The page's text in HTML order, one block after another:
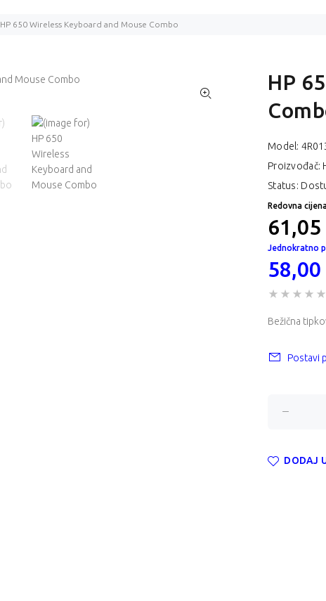
HP 650 Wireless Keyboard and Mouse Combo
HP
Model:
Proizvođač:
Status:
Redovna
61,05
Jednokratno
58,00
Bežična
Postavi
DODAJ